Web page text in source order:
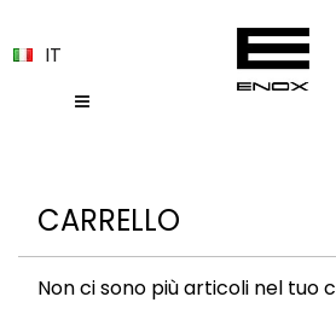
IT
CARRELLO
Non ci sono più articoli nel tuo